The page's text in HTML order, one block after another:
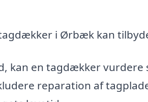
i Ørbæk kan
kan en tagdækker vurdere
reparation af